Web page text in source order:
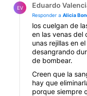
EV Eduardo
Responder a Alicia
los cuelgan de
en las venas del
unas rejillas en
desangrando
de bombear.
Creen que la
hay que
porque siempre